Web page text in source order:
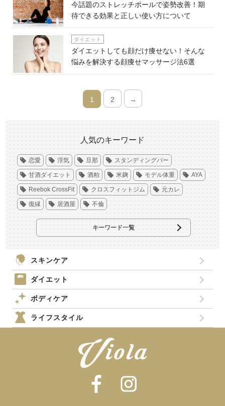
今話題のストレッチポールで姿勢改善！期
待できる効果と正しい使い方について
ダイエット
ダイエットしても顔だけ痩せない！そんな
悩みを解決する顔痩せマッサージ法6選
1 2 →
人気のキーワード
恋愛 浮気 旦那 スタンディングバー
甘酒ダイエット 酒粕 米麹 モデル体重 AYA
Reebok CrossFit クロスフィットジム 元カレ
復縁 居酒屋 不倫
キーワード一覧
スキンケア
ダイエット
ボディケア
ライフスタイル